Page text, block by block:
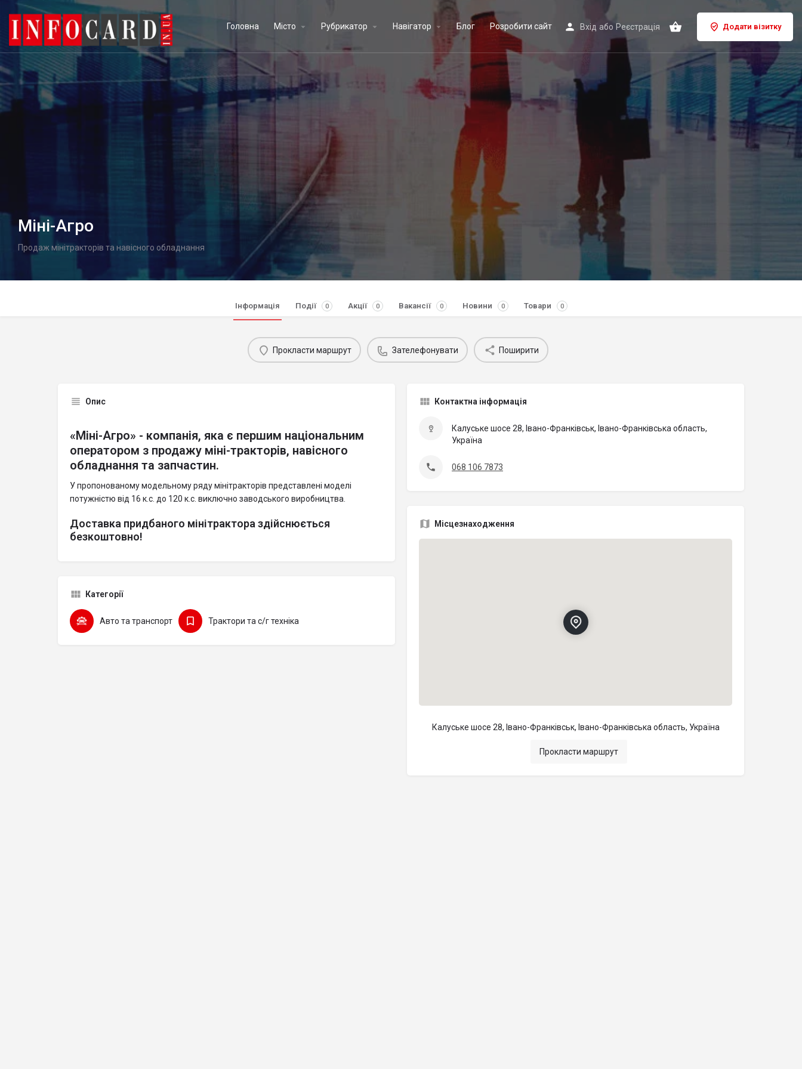
Головна Місто Рубрикатор Навігатор Блог Розробити сайт Вхід або Реєстрація Додати візитку
Міні-Агро
Продаж мінітракторів та навісного обладнання
Інформація Події 0 Акції 0 Вакансії 0 Новини 0 Товари 0
Прокласти маршрут Зателефонувати Поширити
Опис
«Міні-Агро» - компанія, яка є першим національним
оператором з продажу міні-тракторів, навісного
обладнання та запчастин.
У пропонованому модельному ряду мінітракторів представлені моделі
потужністю від 16 к.с. до 120 к.с. виключно заводського виробництва.
Доставка придбаного мінітрактора здійснюється
безкоштовно!
Контактна інформація
Калуське шосе 28, Івано-Франківськ, Івано-Франківська область,
Україна
068 106 7873
Місцезнаходження
Калуське шосе 28, Івано-Франківськ, Івано-Франківська область, Україна
Прокласти маршрут
Категорії
Авто та транспорт Трактори та с/г техніка